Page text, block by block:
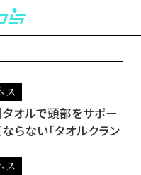
ス
タオルで頭部をサポー
ならない「タオルクラン
ス